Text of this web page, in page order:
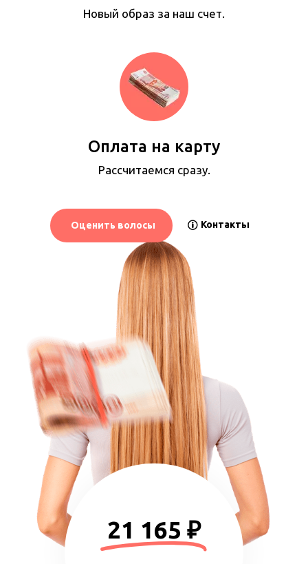
Новый образ за наш счет.
Оплата на карту
Рассчитаемся сразу.
Оценить волосы Контакты
21 165 ₽